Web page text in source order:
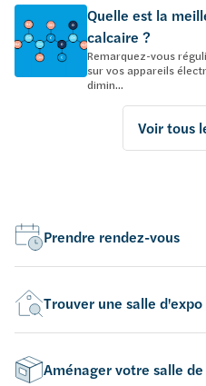
Quelle est la
calcaire ?
Remarquez-vous
sur vos appareils
dimin...
Voir tous
Prendre rendez-vous
Trouver une salle d'expo
Aménager votre salle